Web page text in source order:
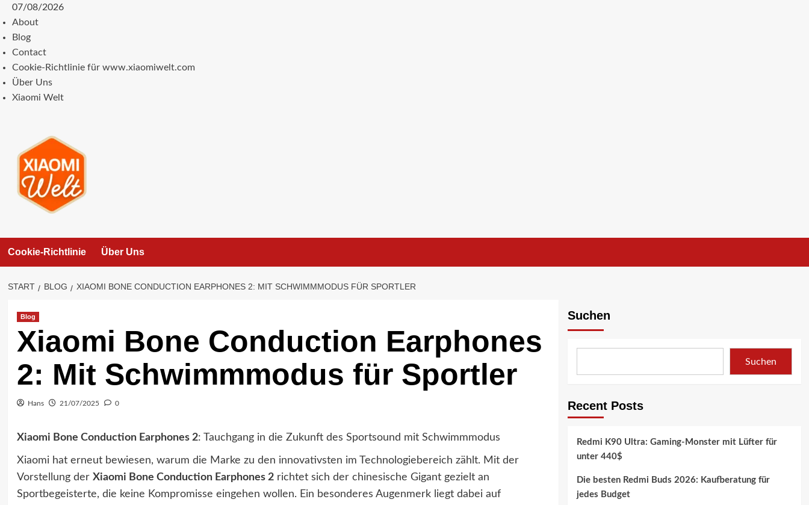
Zum
Inhalt
springen
07/08/2026
About
Blog
Contact
Cookie-Richtlinie für www.xiaomiwelt.com
Über Uns
Xiaomi Welt
Cookie-Richtlinie Über Uns
START BLOG XIAOMI BONE CONDUCTION EARPHONES 2: MIT SCHWIMMMODUS FÜR SPORTLER
Blog
Xiaomi Bone Conduction Earphones
2: Mit Schwimmmodus für Sportler
Hans 21/07/2025 0
Xiaomi Bone Conduction Earphones 2: Tauchgang in die Zukunft des Sportsound mit Schwimmmodus
Xiaomi hat erneut bewiesen, warum die Marke zu den innovativsten im Technologiebereich zählt. Mit der
Vorstellung der Xiaomi Bone Conduction Earphones 2richtet sich der chinesische Gigant gezielt an
Sportbegeisterte, die keine Kompromisse eingehen wollen. Ein besonderes Augenmerk liegt dabei auf
Suchen
Suchen
Recent Posts
Redmi K90 Ultra: Gaming-Monster mit Lüfter für
unter 440$
Die besten Redmi Buds 2026: Kaufberatung für
jedes Budget